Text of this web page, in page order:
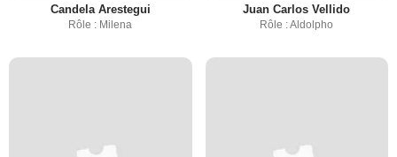
Candela Arestegui
Rôle : Milena
Juan Carlos Vellido
Rôle : Aldolpho